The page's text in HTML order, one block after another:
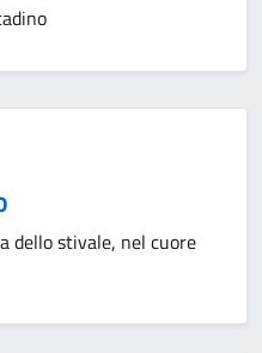
dello stivale, nel cuore